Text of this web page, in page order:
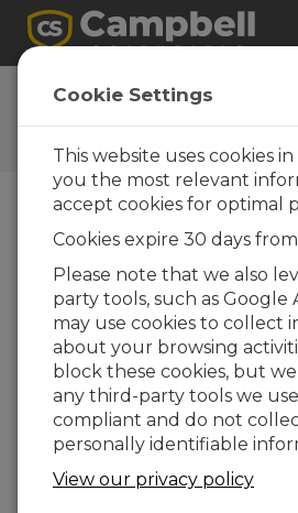
Questions
Posez vos questions à
Campbell Scientific France
de nos experts vous
obligatoire.
Veuillez sélectionner le
:
Achat
Support
Tapez votre question ici :
Cookie Settings
This website uses cookies
you the most relevant
accept cookies for optimal
Cookies expire 30 days
Please note that we also
party tools, such as Google
may use cookies to collect
about your browsing
block these cookies, but
any third-party tools we
compliant and do not
personally identifiable
View our privacy policy